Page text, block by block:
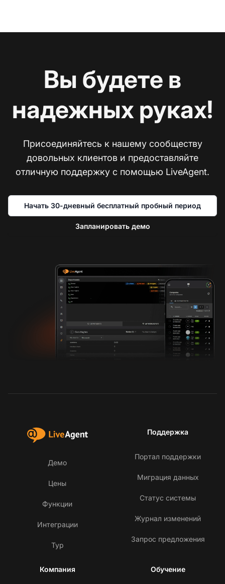
Вы будете в
надежных руках!
Присоединяйтесь к нашему сообществу
довольных клиентов и предоставляйте
отличную поддержку с помощью LiveAgent.
Начать 30-дневный бесплатный пробный период
Запланировать демо
Демо
Цены
Функции
Интеграции
Тур
Поддержка
Портал поддержки
Миграция данных
Статус системы
Журнал изменений
Запрос предложения
Компания Обучение